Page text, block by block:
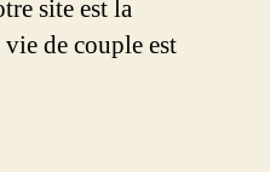
site est la
de couple est